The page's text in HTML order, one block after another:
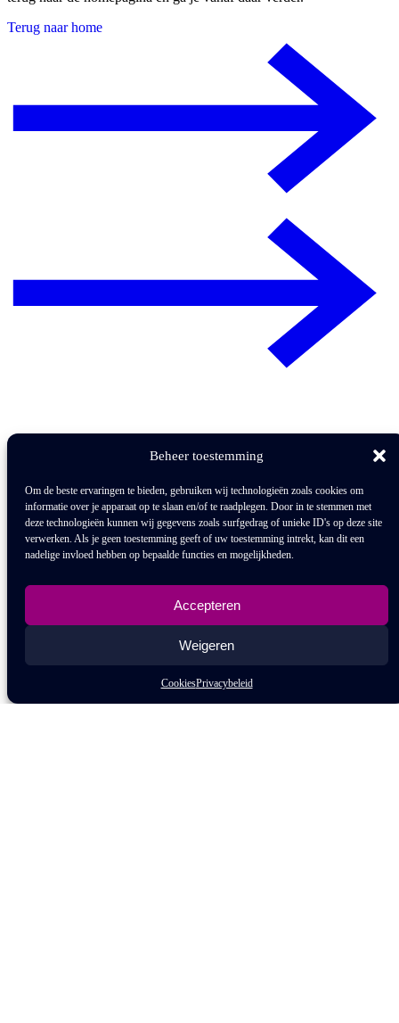
Beheer toestemming
Om de beste ervaringen te bieden, gebruiken wij technologieën zoals cookies om
informatie over je apparaat op te slaan en/of te raadplegen. Door in te stemmen met
deze technologieën kunnen wij gegevens zoals surfgedrag of unieke ID's op deze site
verwerken. Als je geen toestemming geeft of uw toestemming intrekt, kan dit een
nadelige invloed hebben op bepaalde functies en mogelijkheden.
Accepteren
Weigeren
CookiesPrivacybeleid
Terug naar home